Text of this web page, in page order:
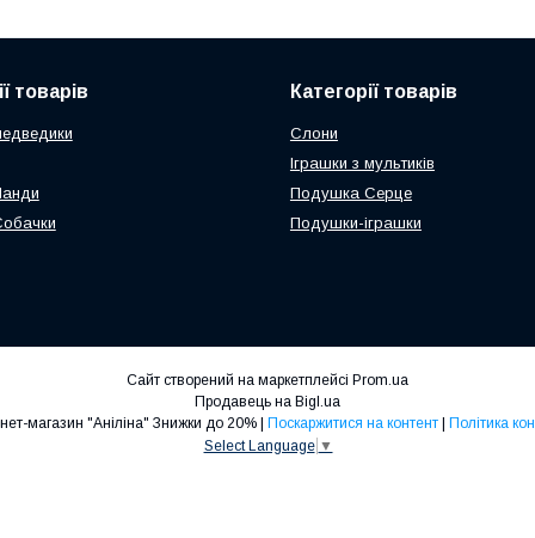
товарів Категорії товарів
Слони
Іграшки з мультиків
Подушка Серце
Подушки-іграшки
Сайт створений на маркетплейсі Prom.ua
Продавець на Bigl.ua
Поскаржитися на контент
Політика
Select Language ▼